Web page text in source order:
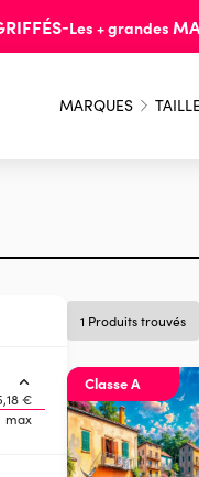
-Les + grandes
MARQUES
1 Produits trouvés
Classe A
€
max